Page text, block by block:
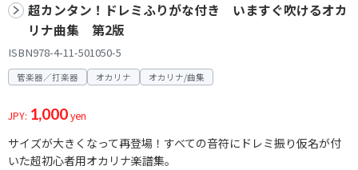
超カンタン！ドレミふりがな付き いますぐ吹けるオカ
リナ曲集 第2版
ISBN978-4-11-501050-5
管楽器／打楽器 オカリナ オカリナ/曲集
JPY: 1,000yen
サイズが大きくなって再登場！すべての音符にドレミ振り仮名が付
いた超初心者用オカリナ楽譜集。